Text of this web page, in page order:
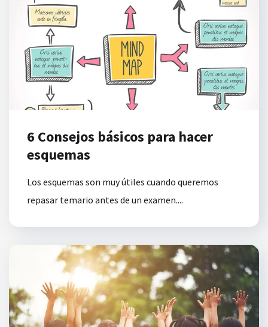
6 Consejos básicos para hacer
esquemas
Los esquemas son muy útiles cuando queremos
repasar temario antes de un examen....